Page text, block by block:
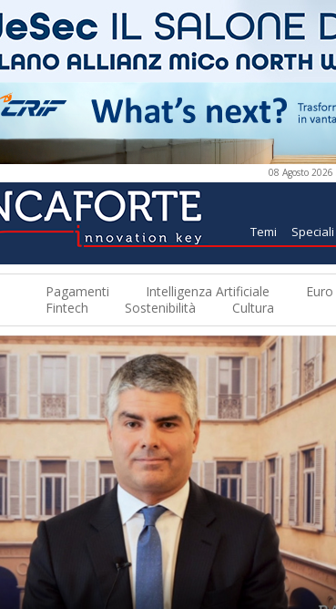
08 Agosto
Temi
Pagamenti Intelligenza Artificiale
Fintech
Sostenibilità Cultura